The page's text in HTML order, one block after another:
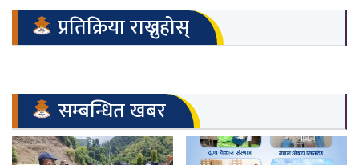
प्रतिक्रिया राख्नुहोस्
सम्बन्धित खबर